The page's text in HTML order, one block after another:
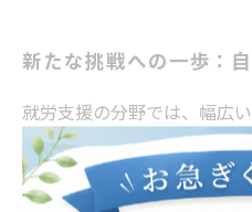
新たな挑戦への一歩：
就労支援の分野では、幅広
となっています。特に、自
とが重要です。利用者が自